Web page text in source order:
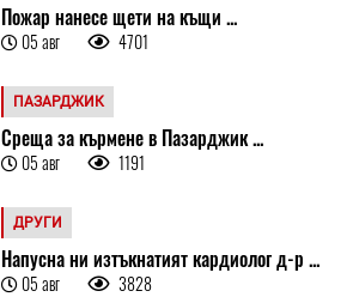
Пожар нанесе щети на къщи ...
05 авг 4701
ПАЗАРДЖИК
Среща за кърмене в Пазарджик ...
05 авг 1191
ДРУГИ
Напусна ни изтъкнатият кардиолог д-р ...
05 авг 3828